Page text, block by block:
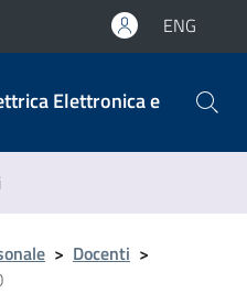
ENG
Elettronica e
> Docenti >